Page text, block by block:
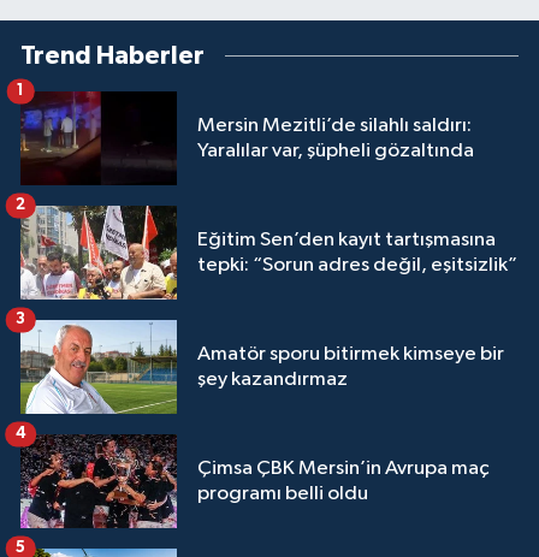
Trend Haberler
Mersin Mezitli’de silahlı saldırı:
Yaralılar var, şüpheli gözaltında
1
Eğitim Sen’den kayıt tartışmasına
tepki: “Sorun adres değil, eşitsizlik”
2
Amatör sporu bitirmek kimseye bir
şey kazandırmaz
3
Çimsa ÇBK Mersin’in Avrupa maç
programı belli oldu
4
5